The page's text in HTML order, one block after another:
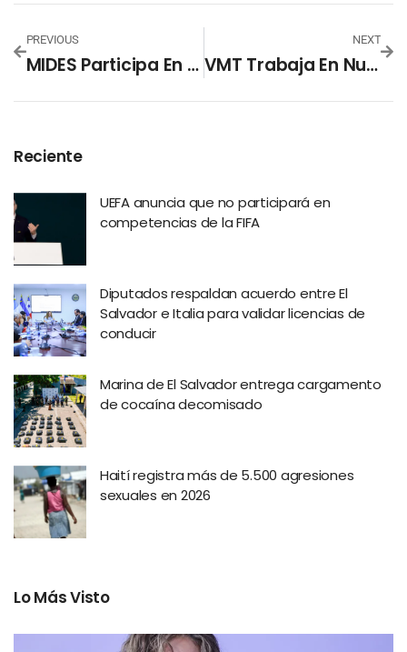
PREVIOUS
MIDES Participa En El Último Día Del Plan #SívarLimpio
NEXT
VMT Trabaja En Nuevo Sistema De Actas De Tránsito (SAT)
Reciente
UEFA anuncia que no participará en
competencias de la FIFA
Diputados respaldan acuerdo entre El
Salvador e Italia para validar licencias de
conducir
Marina de El Salvador entrega cargamento
de cocaína decomisado
Haití registra más de 5.500 agresiones
sexuales en 2026
Lo Más Visto